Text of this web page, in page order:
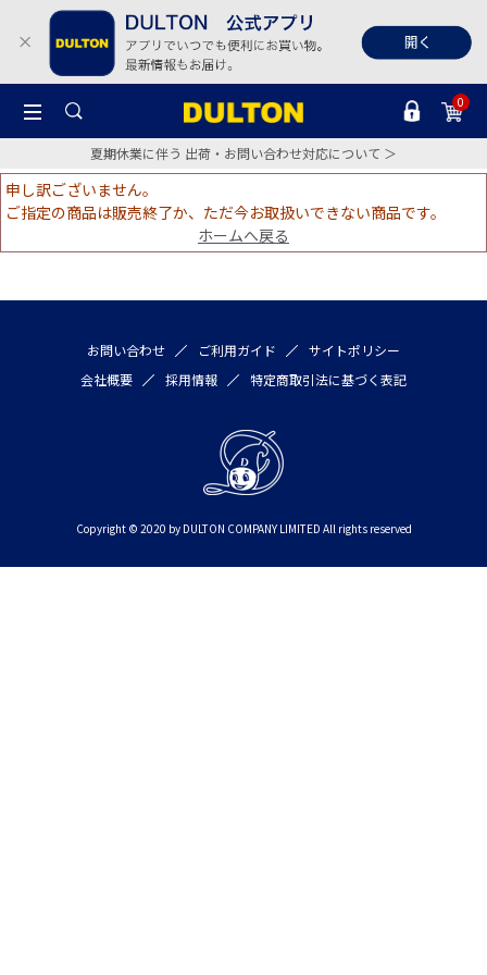
0
夏期休業に伴う 出荷・お問い合わせ対応について ＞
申し訳ございません。
ご指定の商品は販売終了か、ただ今お取扱いできない商品です。
ホームへ戻る
お問い合わせ ご利用ガイド
サイトポリシー
会社概要
採用情報 特定商取引法に基づく表記
Copyright © 2020 by DULTON COMPANY LIMITED All rights reserved